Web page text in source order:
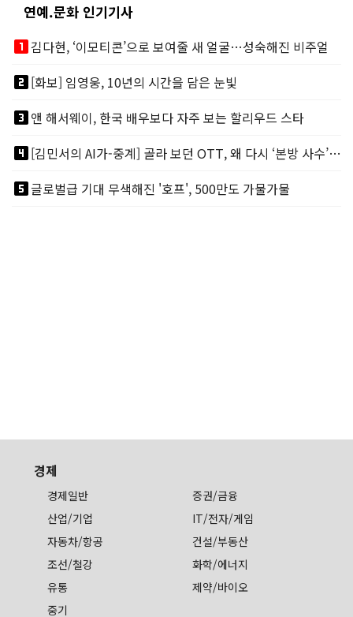
연예.문화 인기기사
looks_one김다현, ‘이모티콘’으로 보여줄 새 얼굴…성숙해진 비주얼
looks_two[화보] 임영웅, 10년의 시간을 담은 눈빛
looks_3앤 해서웨이, 한국 배우보다 자주 보는 할리우드 스타
looks_4
[김민서의 AI가-중계] 골라 보던 OTT, 왜 다시 ‘본방 사수’를 부르나
looks_5글로벌급 기대 무색해진 '호프', 500만도 가물가물
경제
경제일반
증권/금융
산업/기업
IT/전자/게임
자동차/항공
건설/부동산
조선/철강
화학/에너지
유통
제약/바이오
중기